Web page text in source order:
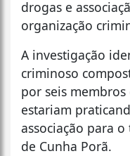
drogas e
organização
A investigação
criminoso
por seis
estariam
associação para
de Cunha Porã.